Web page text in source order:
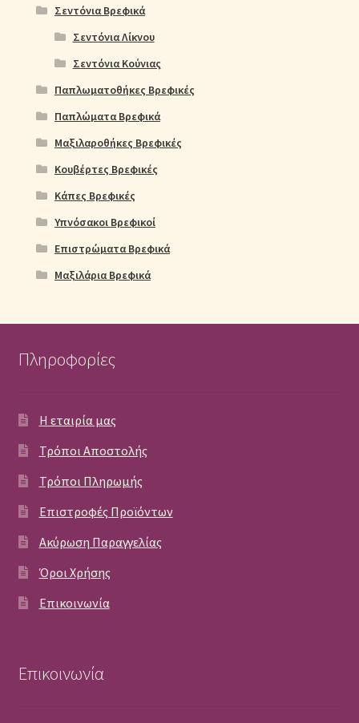
Σεντόνια Βρεφικά
Σεντόνια Λίκνου
Σεντόνια Κούνιας
Παπλωματοθήκες Βρεφικές
Παπλώματα Βρεφικά
Μαξιλαροθήκες Βρεφικές
Κουβέρτες Βρεφικές
Κάπες Βρεφικές
Υπνόσακοι Βρεφικοί
Επιστρώματα Βρεφικά
Μαξιλάρια Βρεφικά
Πληροφορίες
Η εταιρία μας
Τρόποι Αποστολής
Τρόποι Πληρωμής
Επιστροφές Προϊόντων
Ακύρωση Παραγγελίας
Όροι Χρήσης
Επικοινωνία
Επικοινωνία